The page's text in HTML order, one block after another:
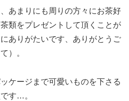
あまりにも周りの方々にお茶好
類をプレゼントして頂くことが
ありがたいです、ありがとうご
）。
ケージまで可愛いものを下さる
す…。